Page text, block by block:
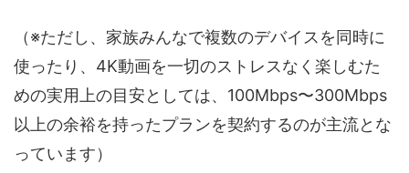
（※ただし、家族みんなで複数のデバイスを同時に
使ったり、4K動画を一切のストレスなく楽しむた
めの実用上の目安としては、100Mbps〜300Mbps
以上の余裕を持ったプランを契約するのが主流とな
っています）